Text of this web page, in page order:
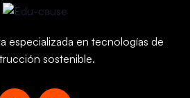
especializada en tecnologías de
sostenible.